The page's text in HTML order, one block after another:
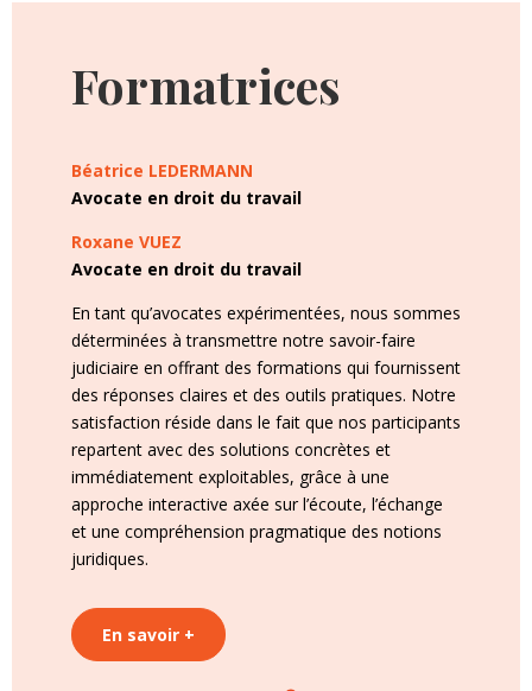
Formatrices
Béatrice LEDERMANN
Avocate en droit du travail
Roxane VUEZ
Avocate en droit du travail
En tant qu’avocates expérimentées, nous sommes
déterminées à transmettre notre savoir-faire
judiciaire en offrant des formations qui fournissent
des réponses claires et des outils pratiques. Notre
satisfaction réside dans le fait que nos participants
repartent avec des solutions concrètes et
immédiatement exploitables, grâce à une
approche interactive axée sur l’écoute, l’échange
et une compréhension pragmatique des notions
juridiques.
En savoir +